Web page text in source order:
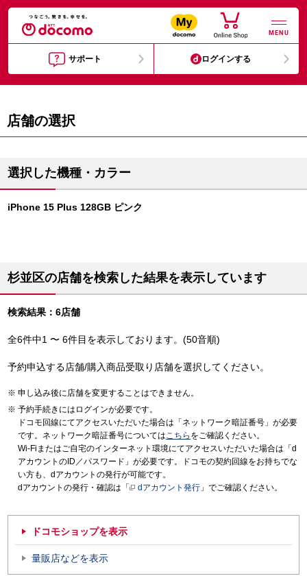
MENU
サポート ログインする
店舗の選択
選択した機種・カラー
iPhone 15 Plus 128GB ピンク
杉並区の店舗を検索した結果を表示しています
検索結果：6店舗
全6件中1 〜 6件目を表示しております。(50音順)
予約申込する店舗/購入商品受取り店舗を選択してください。
申し込み後に店舗を変更することはできません。
予約手続きにはログインが必要です。
ドコモ回線にてアクセスいただいた場合は「ネットワーク暗証番号」が必要
です。ネットワーク暗証番号についてはこちら をご確認ください。
Wi-Fiまたはご自宅のインターネット環境にてアクセスいただいた場合は「d
アカウントのID／パスワード」が必要です。ドコモの契約回線をお持ちでな
い方も、dアカウントの発行が可能です。
dアカウントの発行・確認は「
dアカウント発行 」でご確認ください。
ドコモショップを表示
量販店などを表示